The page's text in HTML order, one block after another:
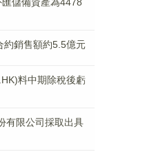
約銷售額約5.5億元
料中期除稅後虧
有限公司採取出具